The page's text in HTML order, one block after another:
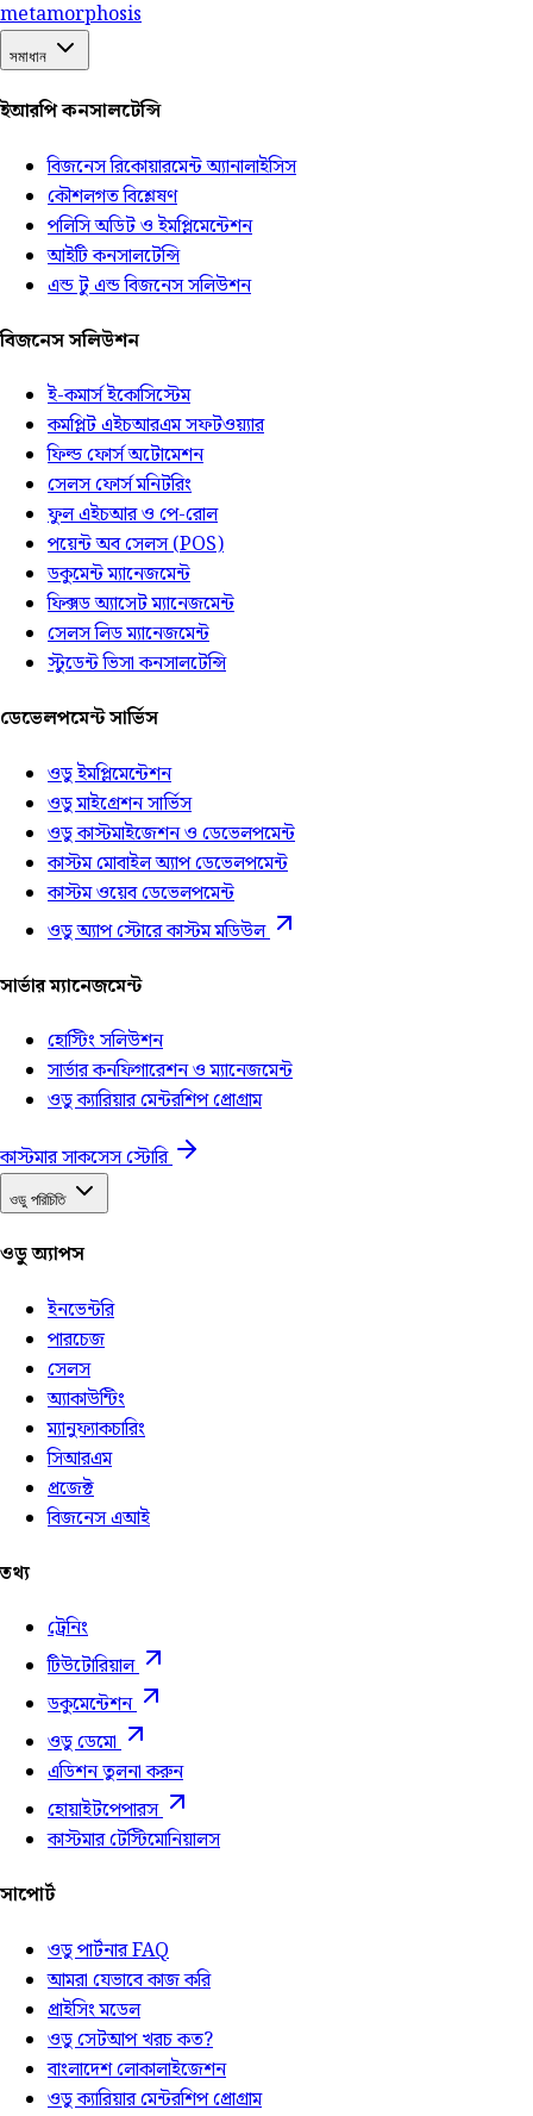
metamorphosis
সমাধান
ইআরপি কনসালটেন্সি
বিজনেস রিকোয়ারমেন্ট অ্যানালাইসিস
কৌশলগত বিশ্লেষণ
পলিসি অডিট ও ইমপ্লিমেন্টেশন
আইটি কনসালটেন্সি
এন্ড টু এন্ড বিজনেস সলিউশন
বিজনেস সলিউশন
ই-কমার্স ইকোসিস্টেম
কমপ্লিট এইচআরএম সফটওয়্যার
ফিল্ড ফোর্স অটোমেশন
সেলস ফোর্স মনিটরিং
ফুল এইচআর ও পে-রোল
পয়েন্ট অব সেলস (POS)
ডকুমেন্ট ম্যানেজমেন্ট
ফিক্সড অ্যাসেট ম্যানেজমেন্ট
সেলস লিড ম্যানেজমেন্ট
স্টুডেন্ট ভিসা কনসালটেন্সি
ডেভেলপমেন্ট সার্ভিস
ওডু ইমপ্লিমেন্টেশন
ওডু মাইগ্রেশন সার্ভিস
ওডু কাস্টমাইজেশন ও ডেভেলপমেন্ট
কাস্টম মোবাইল অ্যাপ ডেভেলপমেন্ট
কাস্টম ওয়েব ডেভেলপমেন্ট
ওডু অ্যাপ স্টোরে কাস্টম মডিউল
সার্ভার ম্যানেজমেন্ট
হোস্টিং সলিউশন
সার্ভার কনফিগারেশন ও ম্যানেজমেন্ট
ওডু ক্যারিয়ার মেন্টরশিপ প্রোগ্রাম
কাস্টমার সাকসেস স্টোরি
ওডু পরিচিতি
ওডু অ্যাপস
ইনভেন্টরি
পারচেজ
সেলস
অ্যাকাউন্টিং
ম্যানুফ্যাকচারিং
সিআরএম
প্রজেক্ট
বিজনেস এআই
তথ্য
ট্রেনিং
টিউটোরিয়াল
ডকুমেন্টেশন
ওডু ডেমো
এডিশন তুলনা করুন
হোয়াইটপেপারস
কাস্টমার টেস্টিমোনিয়ালস
সাপোর্ট
ওডু পার্টনার FAQ
আমরা যেভাবে কাজ করি
প্রাইসিং মডেল
ওডু সেটআপ খরচ কত?
বাংলাদেশ লোকালাইজেশন
ওডু ক্যারিয়ার মেন্টরশিপ প্রোগ্রাম